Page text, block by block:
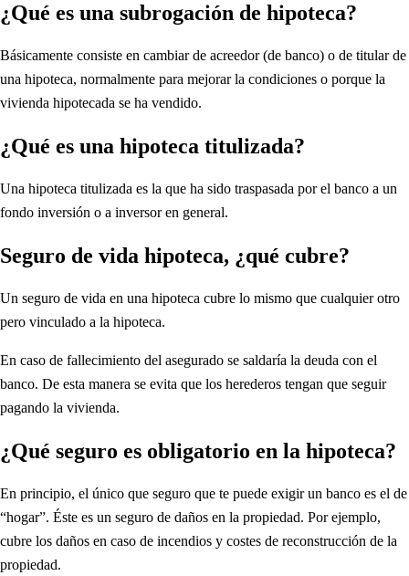
¿Qué es una subrogación de hipoteca?
Básicamente consiste en cambiar de acreedor (de banco) o de titular de
una hipoteca, normalmente para mejorar la condiciones o porque la
vivienda hipotecada se ha vendido.
¿Qué es una hipoteca titulizada?
Una hipoteca titulizada es la que ha sido traspasada por el banco a un
fondo inversión o a inversor en general.
Seguro de vida hipoteca, ¿qué cubre?
Un seguro de vida en una hipoteca cubre lo mismo que cualquier otro
pero vinculado a la hipoteca.
En caso de fallecimiento del asegurado se saldaría la deuda con el
banco. De esta manera se evita que los herederos tengan que seguir
pagando la vivienda.
¿Qué seguro es obligatorio en la hipoteca?
En principio, el único que seguro que te puede exigir un banco es el de
“hogar”. Éste es un seguro de daños en la propiedad. Por ejemplo,
cubre los daños en caso de incendios y costes de reconstrucción de la
propiedad.